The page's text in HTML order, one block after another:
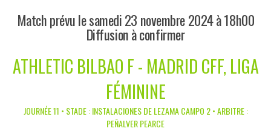
Match prévu le samedi 23 novembre 2024 à 18h00
Diffusion à confirmer
ATHLETIC BILBAO F - MADRID CFF, LIGA
FÉMININE
JOURNÉE 11 • STADE : INSTALACIONES DE LEZAMA CAMPO 2 • ARBITRE :
PEÑALVER PEARCE